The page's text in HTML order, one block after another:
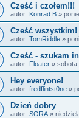
Cześć i czołem!!!
autor: Konrad B »
Cześć wszystkim!
autor: TomRiddle »
Cześć - szukam
autor: Floater »
Hey everyone!
autor: fredflintst0ne »
Dzień dobry
autor: SORA »